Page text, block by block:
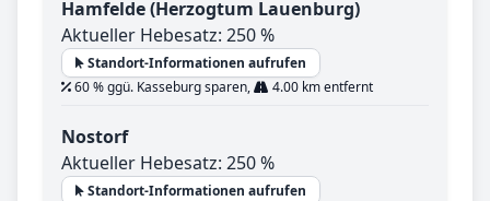
Hamfelde (Herzogtum Lauenburg)
Aktueller Hebesatz: 250 %
Standort-Informationen aufrufen
60 % ggü. Kasseburg sparen,
4.00 km entfernt
Nostorf
Aktueller Hebesatz: 250 %
Standort-Informationen aufrufen